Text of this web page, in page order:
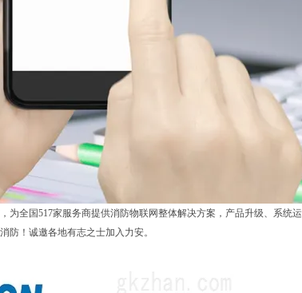
为全国517家服务商提供消防物联网整体解决方案，产品升级、系统运
防！诚邀各地有志之士加入力安。